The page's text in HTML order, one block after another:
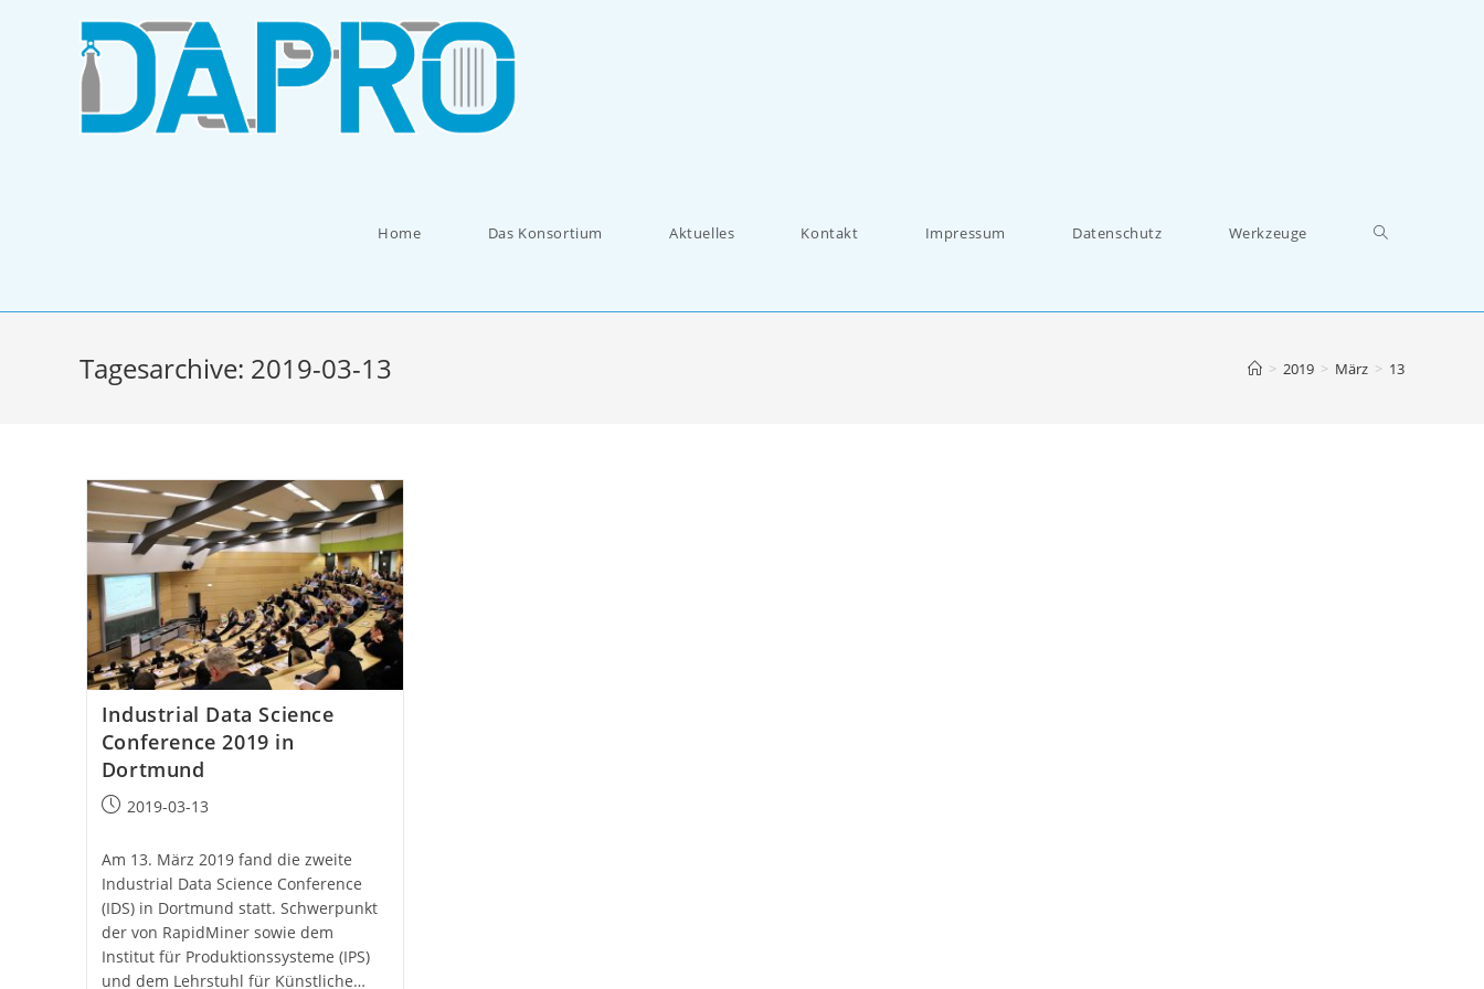
Home Das Konsortium Aktuelles Kontakt Impressum Datenschutz Werkzeuge
Tagesarchive: 2019-03-13 > 2019 > März > 13
Industrial Data Science
Conference 2019 in
Dortmund
Beitrag2019-03-13
Am 13. März 2019 fand die zweite
Industrial Data Science Conference
(IDS) in Dortmund statt. Schwerpunkt
der von RapidMiner sowie dem
Institut für Produktionssysteme (IPS)
und dem Lehrstuhl für Künstliche…